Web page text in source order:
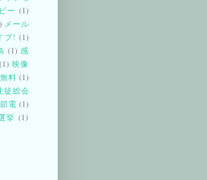
ー (1)
メール
ブ! (1)
(1) 感
(1) 映像
無料 (1)
徒総会
節電 (1)
挙 (1)